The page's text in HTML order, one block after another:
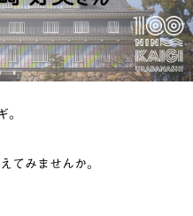
てみませんか。